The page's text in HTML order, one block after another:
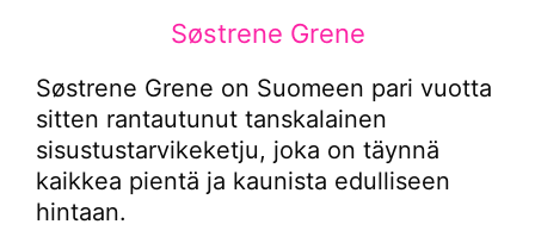
Søstrene Grene
Søstrene Grene on Suomeen pari vuotta
sitten rantautunut tanskalainen
sisustustarvikeketju, joka on täynnä
kaikkea pientä ja kaunista edulliseen
hintaan.